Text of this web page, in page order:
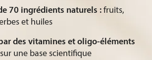
70 ingrédients naturels : fruits,
et huiles
des vitamines et oligo-éléments
une base scientifique